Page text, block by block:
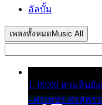
อัลบั้ม
เพลงทั้งหมด Music All
1. 00:00 สามสิบยั
- ศรเพชร ศรสุพร